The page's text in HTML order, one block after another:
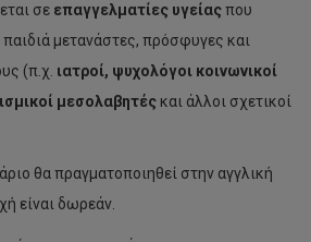
σε επαγγελματίες υγείαςπου
μετανάστες, πρόσφυγες και
(π.χ. ιατροί, ψυχολόγοι κοινωνικοί
μεσολαβητές και άλλοι σχετικοί
θα πραγματοποιηθεί στην αγγλική
είναι δωρεάν.